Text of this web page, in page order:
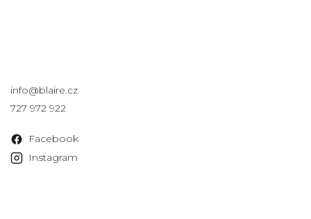
info@blaire.cz
727 972 922
Facebook
Instagram